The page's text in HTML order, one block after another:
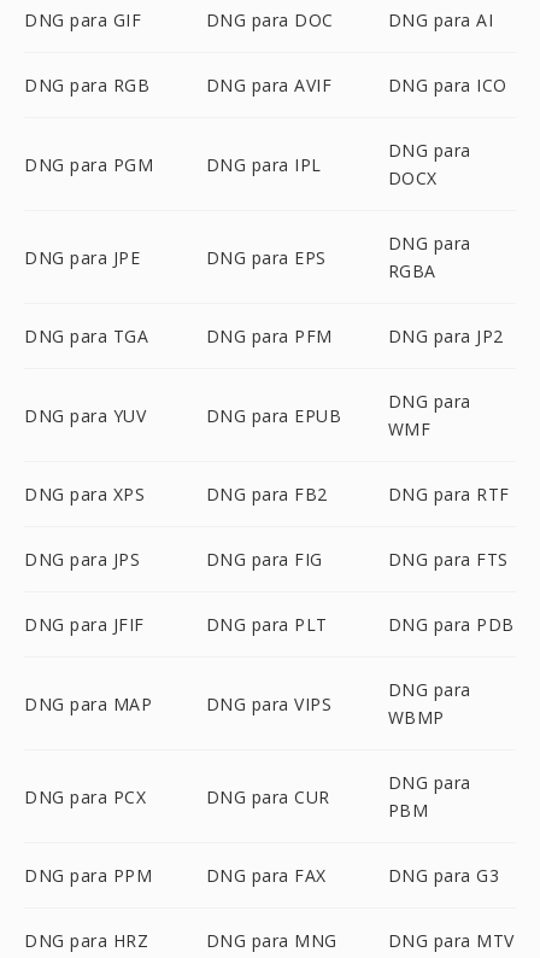
DNG para GIF DNG para DOC DNG para AI
DNG para RGB DNG para AVIF DNG para ICO
DNG para PGM DNG para IPL
DNG para
DOCX
DNG para JPE DNG para EPS
DNG para
RGBA
DNG para TGA DNG para PFM DNG para JP2
DNG para YUV DNG para EPUB
DNG para
WMF
DNG para XPS DNG para FB2 DNG para RTF
DNG para JPS DNG para FIG DNG para FTS
DNG para JFIF DNG para PLT DNG para PDB
DNG para MAP DNG para VIPS
DNG para
WBMP
DNG para PCX DNG para CUR
DNG para
PBM
DNG para PPM DNG para FAX DNG para G3
DNG para HRZ DNG para MNG DNG para MTV